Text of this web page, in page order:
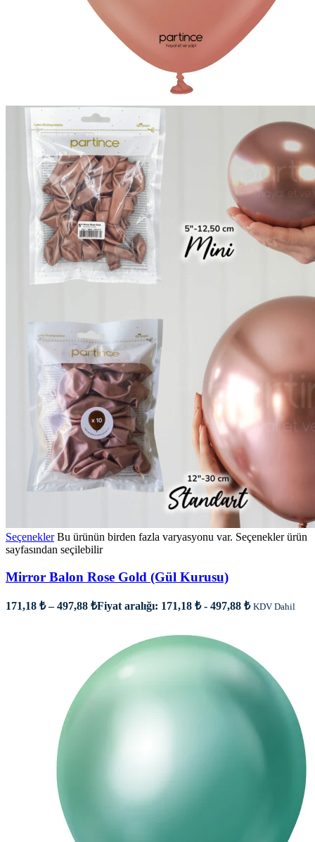
SeçeneklerBu ürünün birden fazla varyasyonu var. Seçenekler ürün
sayfasından seçilebilir
Mirror Balon Rose Gold (Gül Kurusu)
171,18 ₺ –497,88 ₺Fiyat aralığı: 171,18 ₺ - 497,88 ₺ KDV Dahil